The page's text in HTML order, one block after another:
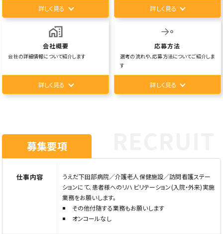
詳しく見る 詳しく見る
会社概要
会社の詳細情報について紹介します
詳しく見る
応募方法
選考の流れや、応募方法についてご紹介しま
す
詳しく見る
募集要項
仕事内容
うえだ下田部病院／介護老人保健施設／訪問看護ステー
ションにて、患者様へのリハビリテーション(入院・外来)実施
業務をお願いします。
その他付随する業務もお願いします
オンコールなし